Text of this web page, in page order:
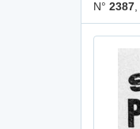
N° 2387